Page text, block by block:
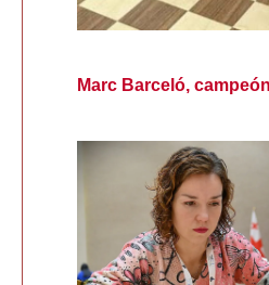
Marc Barceló,